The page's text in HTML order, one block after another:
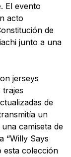
El evento
acto
de
junto a una
jerseys
trajes
de
un
camiseta de
“Willy Says
esta colección